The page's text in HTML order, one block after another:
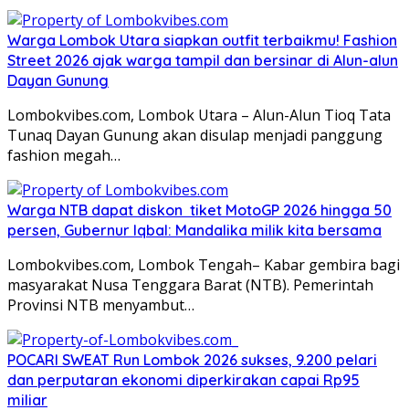
Warga Lombok Utara siapkan outfit terbaikmu! Fashion
Street 2026 ajak warga tampil dan bersinar di Alun-alun
Dayan Gunung
Lombokvibes.com, Lombok Utara – Alun-Alun Tioq Tata
Tunaq Dayan Gunung akan disulap menjadi panggung
fashion megah…
Warga NTB dapat diskon tiket MotoGP 2026 hingga 50
persen, Gubernur Iqbal: Mandalika milik kita bersama
Lombokvibes.com, Lombok Tengah– Kabar gembira bagi
masyarakat Nusa Tenggara Barat (NTB). Pemerintah
Provinsi NTB menyambut…
POCARI SWEAT Run Lombok 2026 sukses, 9.200 pelari
dan perputaran ekonomi diperkirakan capai Rp95
miliar